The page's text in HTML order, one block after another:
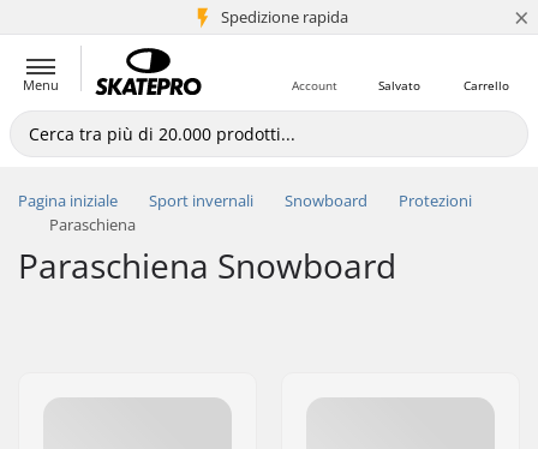
Spedizione rapida
+5 mln di clienti ×
Menu Carrello
Salvato
Account
Pagina iniziale Sport invernali Snowboard
Protezioni
Paraschiena
Paraschiena Snowboard